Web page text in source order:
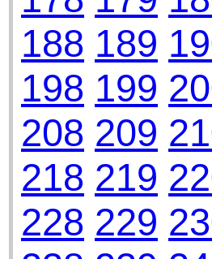
188 189
198 199
208 209
218 219
228 229